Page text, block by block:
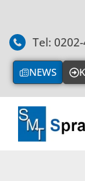
Tel:
NEWS